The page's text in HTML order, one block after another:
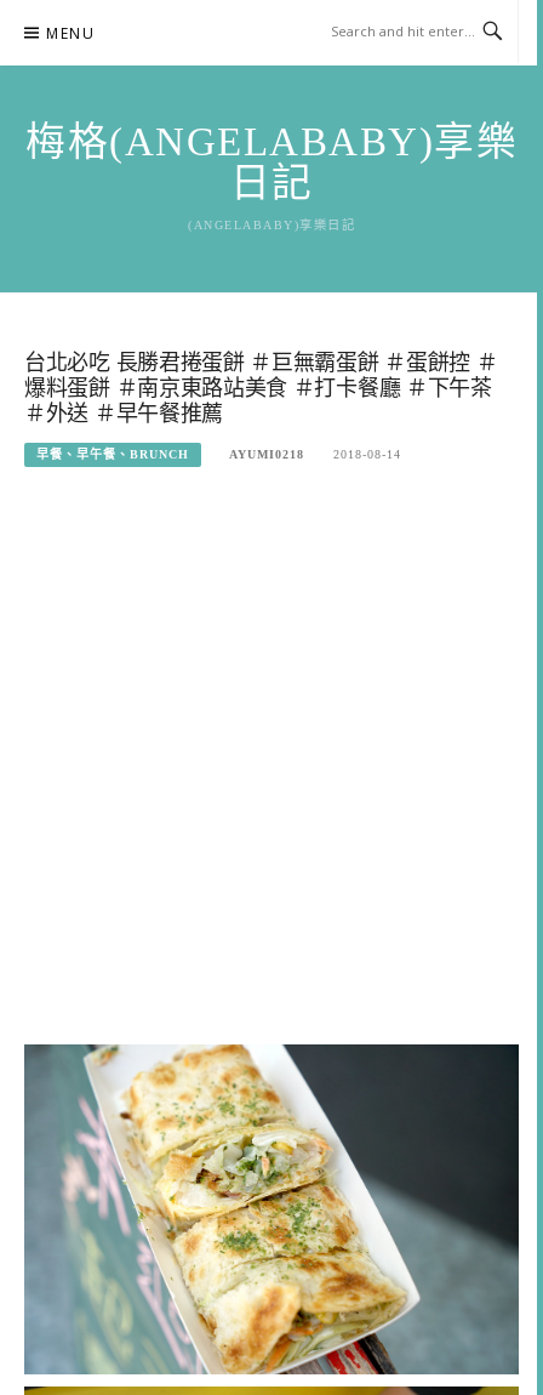
content
MENU
梅格(ANGELABABY)享樂
日記
(ANGELABABY)享樂日記
台北必吃 長勝君捲蛋餅 ＃巨無霸蛋餅 ＃蛋餅控 ＃
爆料蛋餅 ＃南京東路站美食 ＃打卡餐廳 ＃下午茶
＃外送 ＃早午餐推薦
早餐、早午餐、BRUNCH AYUMI0218 2018-08-14